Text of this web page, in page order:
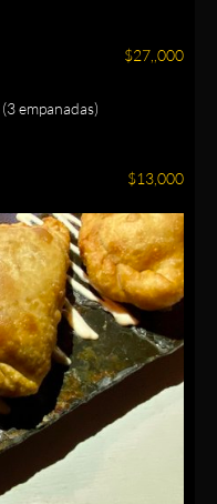
$27,,000
empanadas)
$13,000